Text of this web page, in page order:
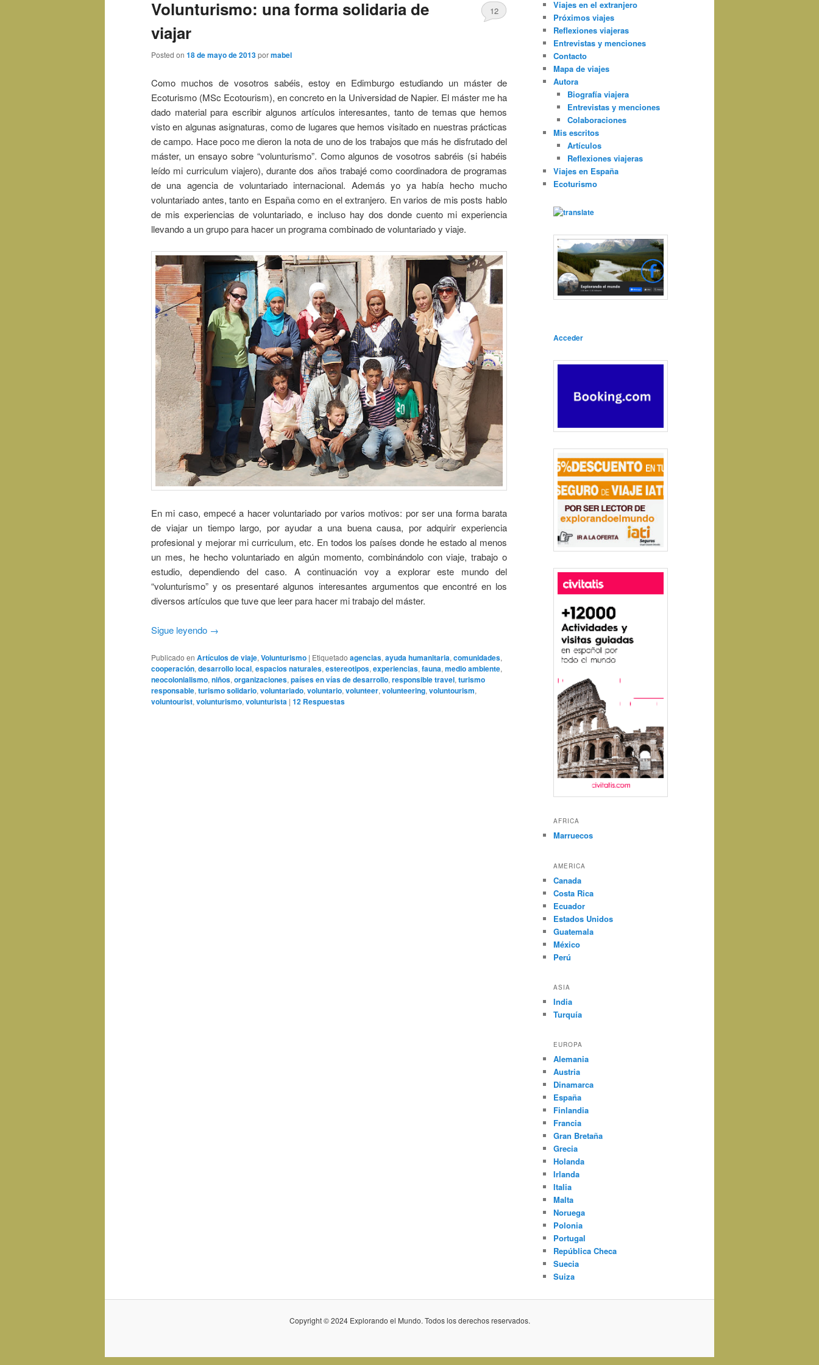
Volunturismo: una forma solidaria de
viajar
Posted on 18 de mayo de 2013pormabel
12
Como muchos de vosotros sabéis, estoy en Edimburgo estudiando un máster de
Ecoturismo (MSc Ecotourism), en concreto en la Universidad de Napier. El máster me ha
dado material para escribir algunos artículos interesantes, tanto de temas que hemos
visto en algunas asignaturas, como de lugares que hemos visitado en nuestras prácticas
de campo. Hace poco me dieron la nota de uno de los trabajos que más he disfrutado del
máster, un ensayo sobre “volunturismo”. Como algunos de vosotros sabréis (si habéis
leído mi curriculum viajero), durante dos años trabajé como coordinadora de programas
de una agencia de voluntariado internacional. Además yo ya había hecho mucho
voluntariado antes, tanto en España como en el extranjero. En varios de mis posts hablo
de mis experiencias de voluntariado, e incluso hay dos donde cuento mi experiencia
llevando a un grupo para hacer un programa combinado de voluntariado y viaje.
En mi caso, empecé a hacer voluntariado por varios motivos: por ser una forma barata
de viajar un tiempo largo, por ayudar a una buena causa, por adquirir experiencia
profesional y mejorar mi curriculum, etc. En todos los países donde he estado al menos
un mes, he hecho voluntariado en algún momento, combinándolo con viaje, trabajo o
estudio, dependiendo del caso. A continuación voy a explorar este mundo del
“volunturismo” y os presentaré algunos interesantes argumentos que encontré en los
diversos artículos que tuve que leer para hacer mi trabajo del máster.
Sigue leyendo →
Publicado en Artículos de viaje,Volunturismo | Etiquetado agencias,ayuda humanitaria,comunidades,
cooperación,desarrollo local,espacios naturales,estereotipos,experiencias,fauna,medio ambiente,
neocolonialismo,niños,organizaciones,países en vías de desarrollo,responsible travel,turismo
responsable,turismo solidario,voluntariado,voluntario,volunteer,volunteering,voluntourism,
voluntourist,volunturismo,volunturista | 12 Respuestas
Viajes en el extranjero
Próximos viajes
Reflexiones viajeras
Entrevistas y menciones
Contacto
Mapa de viajes
Autora
Biografía viajera
Entrevistas y menciones
Colaboraciones
Mis escritos
Artículos
Reflexiones viajeras
Viajes en España
Ecoturismo
Acceder
AFRICA
Marruecos
AMERICA
Canada
Costa Rica
Ecuador
Estados Unidos
Guatemala
México
Perú
ASIA
India
Turquía
EUROPA
Alemania
Austria
Dinamarca
España
Finlandia
Francia
Gran Bretaña
Grecia
Holanda
Irlanda
Italia
Malta
Noruega
Polonia
Portugal
República Checa
Suecia
Suiza
Copyright © 2024 Explorando el Mundo. Todos los derechos reservados.